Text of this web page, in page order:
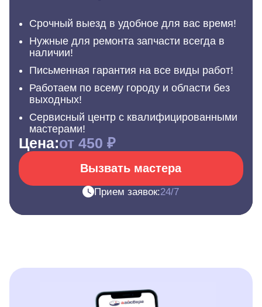
Срочный выезд в удобное для вас время!
Нужные для ремонта запчасти всегда в
наличии!
Письменная гарантия на все виды работ!
Работаем по всему городу и области без
выходных!
Сервисный центр с квалифицированными
мастерами!
Цена:от 450 ₽
Вызвать мастера
Прием заявок:24/7